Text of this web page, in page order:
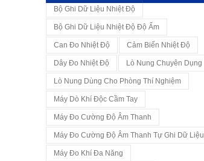
Bộ Ghi Dữ Liệu Nhiệt Độ
Bộ Ghi Dữ Liệu Nhiệt Độ Độ Ẩm
Can Đo Nhiệt Độ Cảm Biến Nhiệt Độ
Dây Đo Nhiệt Độ Lò Nung Chuyên Dụng
Lò Nung Dùng Cho Phòng Thí Nghiệm
Máy Dò Khí Độc Cầm Tay
Máy Đo Cường Độ Âm Thanh
Máy Đo Cường Độ Âm Thanh Tự Ghi Dữ Liệu
Máy Đo Khí Đa Năng